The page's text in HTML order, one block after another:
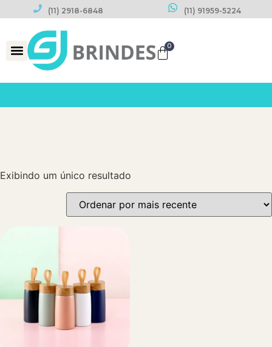
(11) 2918-6848 (11) 91959-5224
0
Exibindo um único resultado